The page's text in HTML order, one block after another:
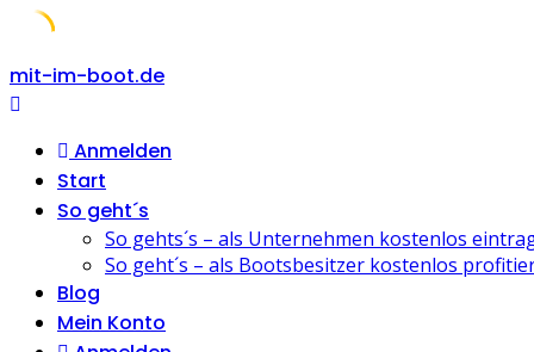
Skip
to
mit-im-boot.de
Anmelden
Start
So geht´s
So gehts´s – als Unternehmen kostenlos
So geht´s – als Bootsbesitzer kostenlos
Blog
Mein Konto